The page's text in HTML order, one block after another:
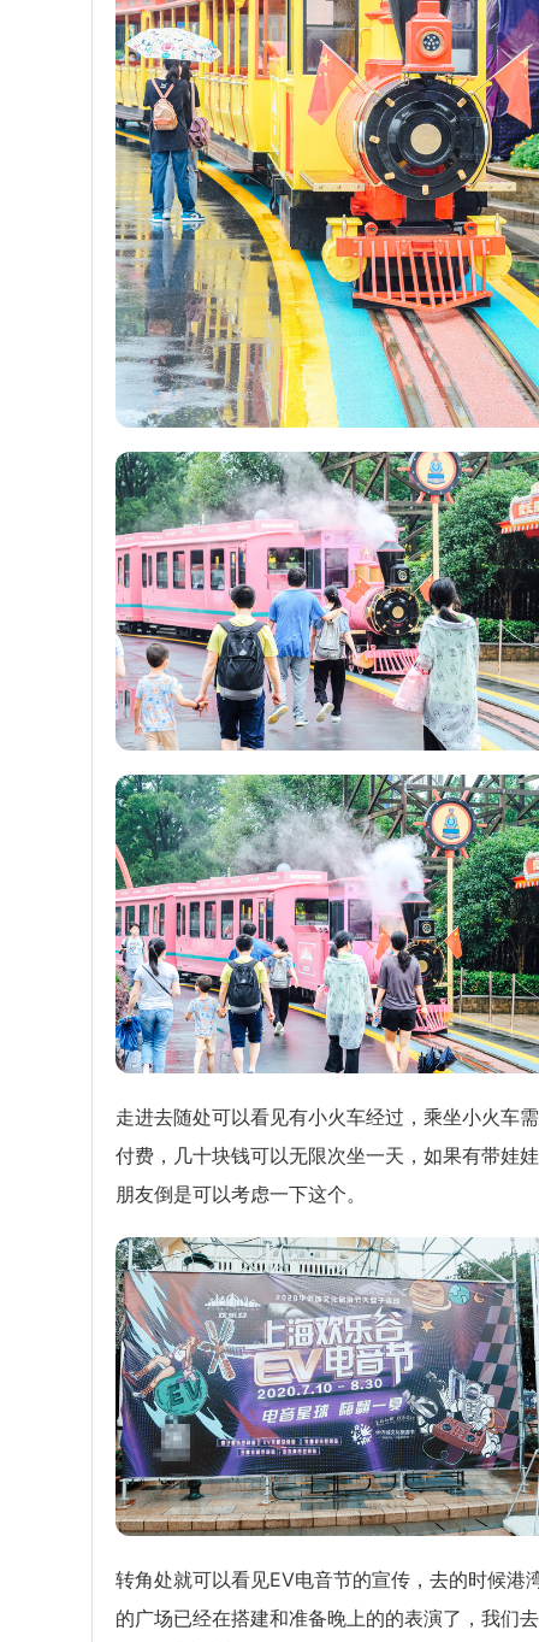
走进去随处可以看见有小火车经过，乘坐小火车
付费，几十块钱可以无限次坐一天，如果有带娃
朋友倒是可以考虑一下这个。
转角处就可以看见EV电音节的宣传，去的时候港
的广场已经在搭建和准备晚上的的表演了，我们